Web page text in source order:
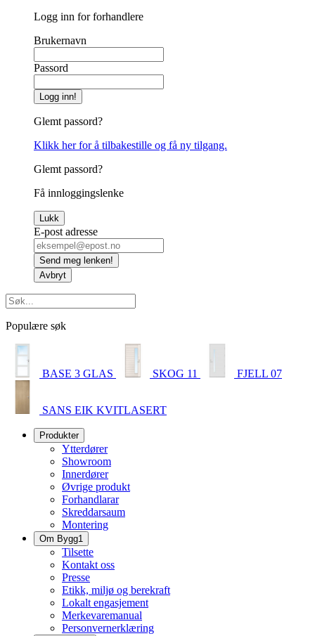
Logg inn for forhandlere
Brukernavn
Passord
Logg inn!
Glemt passord?
Klikk her for å tilbakestille og få ny tilgang.
Glemt passord?
Få innloggingslenke
Lukk
E-post adresse
Send meg lenken!
Avbryt
Populære søk
BASE 3 GLAS SKOG 11 FJELL 07
SANS EIK KVITLASERT
Produkter
Ytterdører
Showroom
Innerdører
Øvrige produkt
Forhandlarar
Skreddarsaum
Montering
Om Bygg1
Tilsette
Kontakt oss
Presse
Etikk, miljø og berekraft
Lokalt engasjement
Merkevaremanual
Personvernerklæring